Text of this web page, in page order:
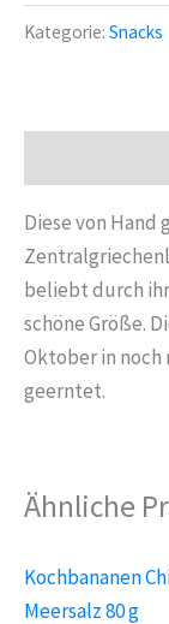
Amphissa
g
Menge
Kategorie: Snacks
Diese von Hand
beliebt durch
schöne Größe.
Oktober in
geerntet.
Ähnliche
Kochbananen
Meersalz 80 g